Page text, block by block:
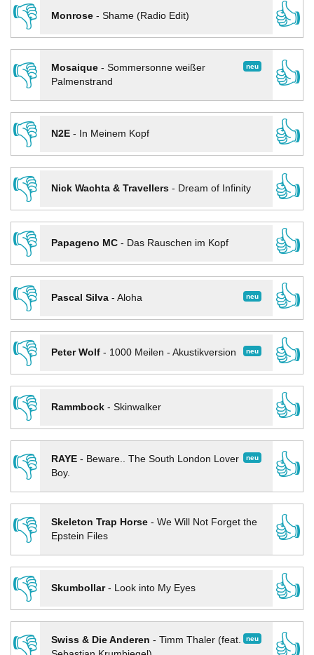
👎
Monrose- Shame (Radio Edit)
👍
👎
neu
Mosaique- Sommersonne weißer
Palmenstrand
👍
👎
N2E- In Meinem Kopf
👍
👎
Nick Wachta & Travellers- Dream of Infinity
👍
👎
Papageno MC- Das Rauschen im Kopf
👍
👎
neu
Pascal Silva- Aloha
👍
👎
neu
Peter Wolf- 1000 Meilen - Akustikversion
👍
👎
Rammbock- Skinwalker
👍
👎
neu
RAYE- Beware.. The South London Lover
Boy.
👍
👎 Skeleton Trap Horse- We Will Not Forget the
Epstein Files
👍
👎
Skumbollar- Look into My Eyes
👍
👎
neu
Swiss & Die Anderen - Timm Thaler (feat.
👍